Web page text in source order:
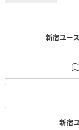
新宿ユー
新宿